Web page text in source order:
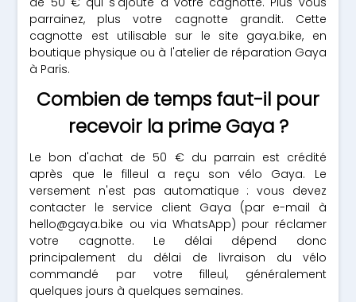
parrainez, plus votre cagnotte grandit. Cette
cagnotte est utilisable sur le site gaya.bike, en
boutique physique ou à l'atelier de réparation Gaya
à Paris.
Combien de temps faut-il pour
recevoir la prime Gaya ?
Le bon d'achat de 50 € du parrain est crédité
après que le filleul a reçu son vélo Gaya. Le
versement n'est pas automatique : vous devez
contacter le service client Gaya (par e-mail à
hello@gaya.bike ou via WhatsApp) pour réclamer
votre cagnotte. Le délai dépend donc
principalement du délai de livraison du vélo
commandé par votre filleul, généralement
quelques jours à quelques semaines.